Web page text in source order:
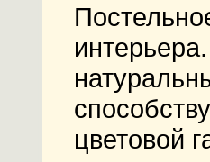
цветовой